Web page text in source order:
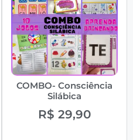
COMBO- Consciência
Silábica
R$ 29,90